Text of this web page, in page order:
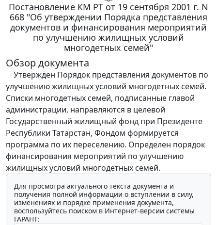
Постановление КМ РТ от 19 сентября 2001 г. N
668 "Об утверждении Порядка представления
документов и финансирования мероприятий
по улучшению жилищных условий
многодетных семей"
Обзор документа
Утвержден Порядок представления документов по
улучшению жилищных условий многодетных семей.
Списки многодетных семей, подписанные главой
администрации, направляются в целевой
Государственный жилищный фонд при Президенте
Республики Татарстан, Фондом формируется
программа по их переселению. Определен порядок
финансирования мероприятий по улучшению
жилищных условий многодетных семей.
Для просмотра актуального текста документа и
получения полной информации о вступлении в силу,
изменениях и порядке применения документа,
воспользуйтесь поиском в Интернет-версии системы
ГАРАНТ: